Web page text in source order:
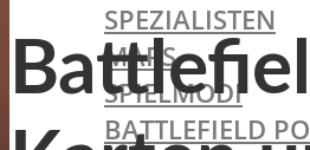
SPEZIALISTEN
MAPS
SPIELMODI
BATTLEFIELD